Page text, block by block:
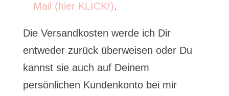
Mail (hier KLICK!).
Die Versandkosten werde ich Dir
entweder zurück überweisen oder Du
kannst sie auch auf Deinem
persönlichen Kundenkonto bei mir